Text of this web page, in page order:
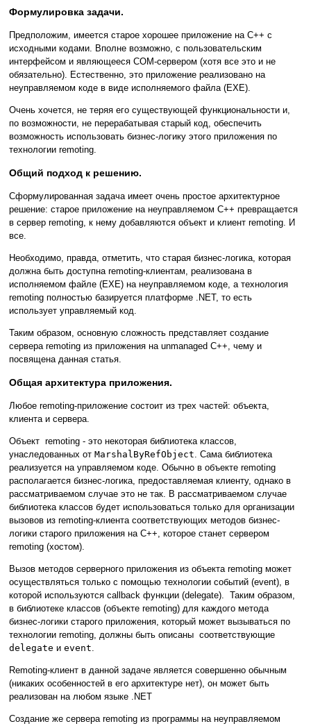
Формулировка задачи.
Предположим, имеется старое хорошее приложение на C++ с
исходными кодами. Вполне возможно, с пользовательским
интерфейсом и являющееся COM-сервером (хотя все это и не
обязательно). Естественно, это приложение реализовано на
неуправляемом коде в виде исполняемого файла (ЕХЕ).
Очень хочется, не теряя его существующей функциональности и,
по возможности, не перерабатывая старый код, обеспечить
возможность использовать бизнес-логику этого приложения по
технологии remoting.
Общий подход к решению.
Сформулированная задача имеет очень простое архитектурное
решение: старое приложение на неуправляемом С++ превращается
в сервер remoting, к нему добавляются объект и клиент remoting. И
все.
Необходимо, правда, отметить, что старая бизнес-логика, которая
должна быть доступна remoting-клиентам, реализована в
исполняемом файле (EXE) на неуправляемом коде, а технология
remoting полностью базируется платформе .NET, то есть
использует управляемый код.
Таким образом, основную сложность представляет создание
сервера remoting из приложения на unmanaged C++, чему и
посвящена данная статья.
Общая архитектура приложения.
Любое remoting-приложение состоит из трех частей: объекта,
клиента и сервера.
Объект remoting - это некоторая библиотека классов,
унаследованных от MarshalByRefObject. Сама библиотека
реализуется на управляемом коде. Обычно в объекте remoting
располагается бизнес-логика, предоставляемая клиенту, однако в
рассматриваемом случае это не так. В рассматриваемом случае
библиотека классов будет использоваться только для организации
вызовов из remoting-клиента соответствующих методов бизнес-
логики старого приложения на C++, которое станет сервером
remoting (хостом).
Вызов методов серверного приложения из объекта remoting может
осуществляться только с помощью технологии событий (event), в
которой используются callback функции (delegate). Таким образом,
в библиотеке классов (объекте remoting) для каждого метода
бизнес-логики старого приложения, который может вызываться по
технологии remoting, должны быть описаны соответствующие
delegate и event.
Remoting-клиент в данной задаче является совершенно обычным
(никаких особенностей в его архитектуре нет), он может быть
реализован на любом языке .NET
Создание же сервера remoting из программы на неуправляемом